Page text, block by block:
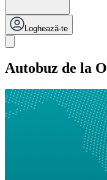
Loghează-te
Autobuz de la